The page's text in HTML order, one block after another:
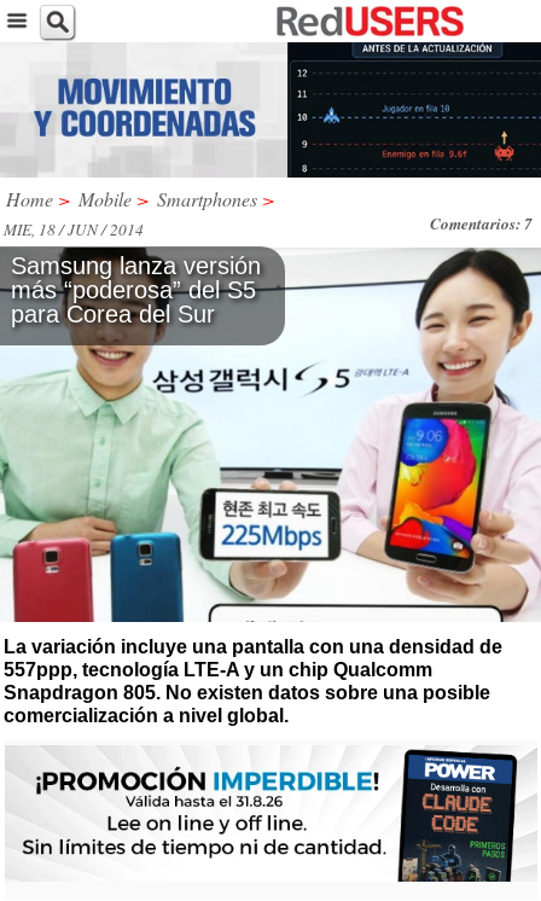
Home > Mobile > Smartphones >
Comentarios: 7
MIE, 18 / JUN / 2014
Samsung lanza versión
más “poderosa” del S5
para Corea del Sur
La variación incluye una pantalla con una densidad de
557ppp, tecnología LTE-A y un chip Qualcomm
Snapdragon 805. No existen datos sobre una posible
comercialización a nivel global.